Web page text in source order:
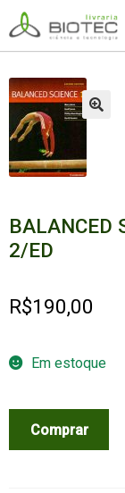
Pular
para
navegação
Pular
para
o
conteúdo
BALANCED
2/ED
R$190,00
Em estoque
SCIENCE
Comprar